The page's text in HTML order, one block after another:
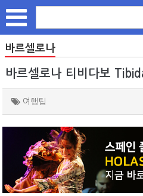
바르셀로나
여행팁